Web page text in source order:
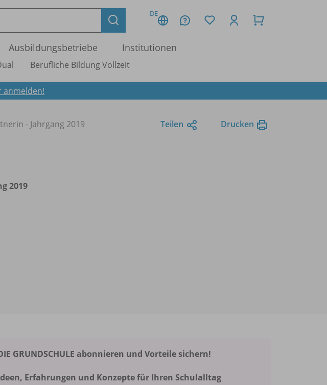
DE
Ausbildungsbetriebe Institutionen
Berufliche Bildung Vollzeit
anmelden!
- Jahrgang 2019 Teilen Drucken
2019
GRUNDSCHULE abonnieren und Vorteile sichern!
Erfahrungen und Konzepte für Ihren Schulalltag